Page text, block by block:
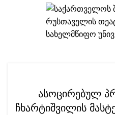
ასოცირებულ
ჩხარტიშვილის